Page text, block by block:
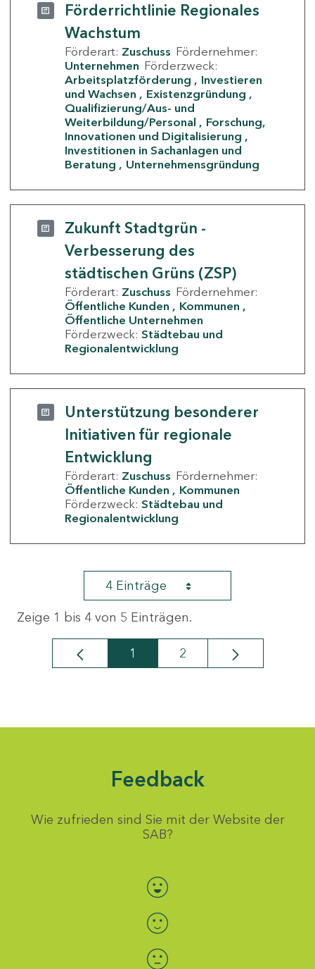
Förderrichtlinie Regionales
Wachstum
Förderart: Zuschuss Fördernehmer:
Unternehmen Förderzweck:
Arbeitsplatzförderung
Investieren
und Wachsen
Existenzgründung
Qualifizierung/Aus- und
Weiterbildung/Personal
Forschung,
Innovationen und Digitalisierung
Investitionen in Sachanlagen und
Beratung
Unternehmensgründung
Zukunft Stadtgrün -
Verbesserung des
städtischen Grüns (ZSP)
Förderart: Zuschuss Fördernehmer:
Öffentliche Kunden
Kommunen
Öffentliche Unternehmen
Förderzweck: Städtebau und
Regionalentwicklung
Unterstützung besonderer
Initiativen für regionale
Entwicklung
Förderart: Zuschuss Fördernehmer:
Öffentliche Kunden
Kommunen
Förderzweck: Städtebau und
Regionalentwicklung
4 Einträge
Zeige 1 bis 4 von 5 Einträgen.
Seite
1 Seite
2
Feedback
Wie zufrieden sind Sie mit der Website der
SAB?
Bewertung auswählen